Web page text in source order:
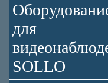
для
SOLLO